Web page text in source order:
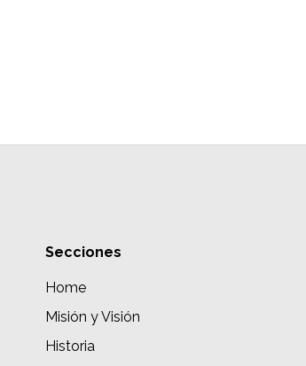
Secciones
Home
Misión y Visión
Historia